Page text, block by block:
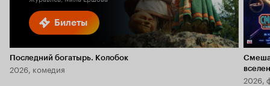
Билеты
Последний богатырь. Колобок
2026, комедия
2026,